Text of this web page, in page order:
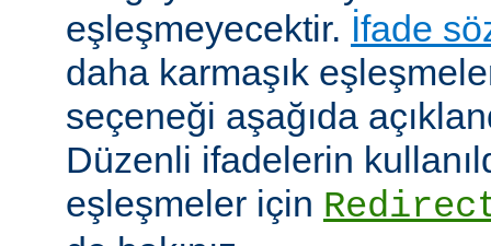
eşleşmeyecektir. İfade
daha karmaşık
seçeneği aşağıda
Düzenli ifadelerin
eşleşmeler için